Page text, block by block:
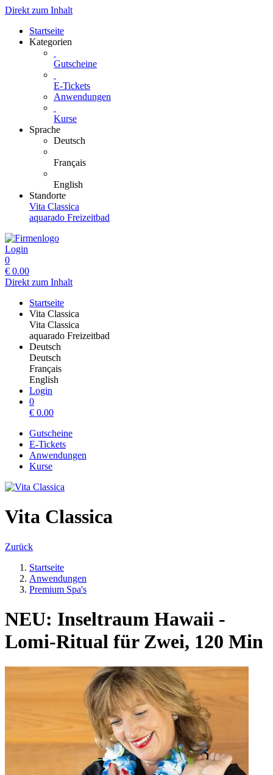
Direkt zum Inhalt
Startseite
Kategorien
Gutscheine
E-Tickets
Anwendungen
Kurse
Sprache
Deutsch
Français
English
Standorte
Vita Classica
aquarado Freizeitbad
Login
0
€ 0.00
Direkt zum Inhalt
Startseite
Vita Classica
Vita Classica
aquarado Freizeitbad
Deutsch
Deutsch
Français
English
Login
0
€ 0.00
Gutscheine
E-Tickets
Anwendungen
Kurse
Vita Classica
Zurück
Startseite
Anwendungen
Premium Spa's
NEU: Inseltraum Hawaii -
Lomi-Ritual für Zwei, 120 Min